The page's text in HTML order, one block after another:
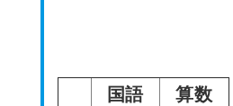
国語
算数